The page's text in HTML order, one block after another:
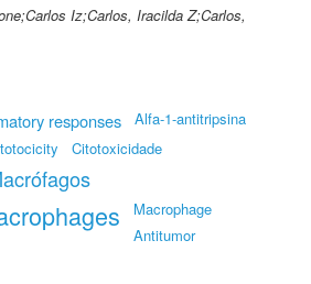
Iz;Carlos, Iracilda Z;Carlos,
responses Alfa-1-antitripsina
Citotoxicidade
Macrophage
Antitumor